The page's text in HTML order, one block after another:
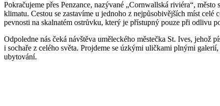
Pokračujeme přes Penzance, nazývané „Cornwallská riviéra“,
klimatu. Cestou se zastavíme u jednoho z nejpůsobivějších míst celé
pevnosti na skalnatém ostrůvku, který je přístupný pouze při odlivu
Odpoledne nás čeká návštěva uměleckého městečka St. Ives, jehož
i sochaře z celého světa. Projdeme se úzkými uličkami plnými
ubytování.